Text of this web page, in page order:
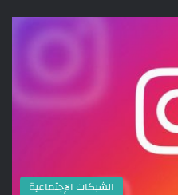
الشبكات الإجتماعية